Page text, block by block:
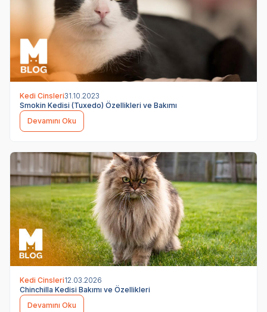
Kedi Cinsleri31.10.2023
Smokin Kedisi (Tuxedo) Özellikleri ve Bakımı
Devamını Oku
Kedi Cinsleri12.03.2026
Chinchilla Kedisi Bakımı ve Özellikleri
Devamını Oku